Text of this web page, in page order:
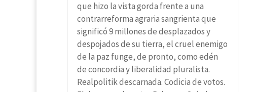
que hizo la vista gorda frente a una
contrarreforma agraria sangrienta que
significó 9 millones de desplazados y
despojados de su tierra, el cruel enemigo
de la paz funge, de pronto, como edén
de concordia y liberalidad pluralista.
Realpolitik descarnada. Codicia de votos.